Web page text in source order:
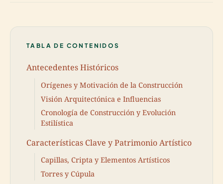
TABLA DE CONTENIDOS
Antecedentes Históricos
Orígenes y Motivación de la Construcción
Visión Arquitectónica e Influencias
Cronología de Construcción y Evolución
Estilística
Características Clave y Patrimonio Artístico
Capillas, Cripta y Elementos Artísticos
Torres y Cúpula